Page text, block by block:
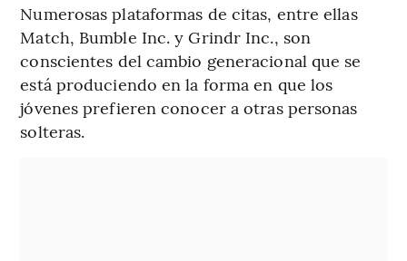
Numerosas plataformas de citas, entre ellas
Match, Bumble Inc. y Grindr Inc., son
conscientes del cambio generacional que se
está produciendo en la forma en que los
jóvenes prefieren conocer a otras personas
solteras.